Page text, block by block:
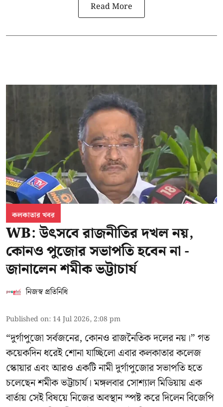
Read More
কলকাতার খবর
WB: উৎসবে রাজনীতির দখল নয়,
কোনও পুজোর সভাপতি হবেন না -
জানালেন শমীক ভট্টাচার্য
নিজস্ব প্রতিনিধি
Published on: 14 Jul 2026, 2:08 pm
“দুর্গাপুজো সর্বজনের, কোনও রাজনৈতিক দলের নয়।” গত
কয়েকদিন ধরেই শোনা যাচ্ছিলো এবার কলকাতার কলেজ
স্কোয়ার এবং আরও একটি নামী দুর্গাপুজোর সভাপতি হতে
চলেছেনশমীক ভট্টাচার্য। মঙ্গলবার সোশ্যাল মিডিয়ায় এক
বার্তায় সেই বিষয়ে নিজের অবস্থান স্পষ্ট করে দিলেন বিজেপি